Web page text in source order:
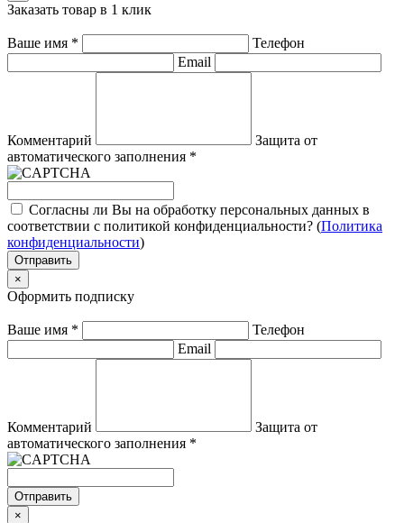
Заказать товар в 1 клик
Ваше имя *
Телефон
Email
Комментарий
Защита от
автоматического заполнения *
Согласны ли Вы на обработку персональных данных в
соответствии с политикой конфиденциальности? (Политика
конфиденциальности)
Отправить
×
Оформить подписку
Ваше имя *
Телефон
Email
Комментарий
Защита от
автоматического заполнения *
Отправить
×